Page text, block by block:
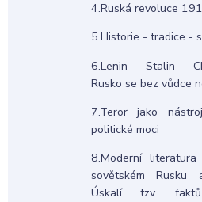
4.Ruská revoluce
5.Historie - tradice -
6.Lenin - Stalin –
Rusko se bez vůdce
7.Teror jako
politické moci
8.Moderní
sovětském Rusku
Úskalí tzv.